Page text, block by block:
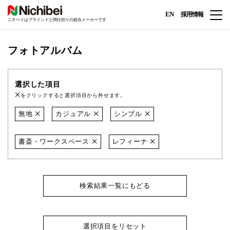
ニチベイはブラインドと間仕切りの総合メーカーです
EN 採用情報
フォトアルバム
選択した項目
をクリックすると選択項目から外せます。
無地 カジュアル シンプル
書斎・ワークスペース レフィーナ
検索結果一覧にもどる
選択項目をリセット